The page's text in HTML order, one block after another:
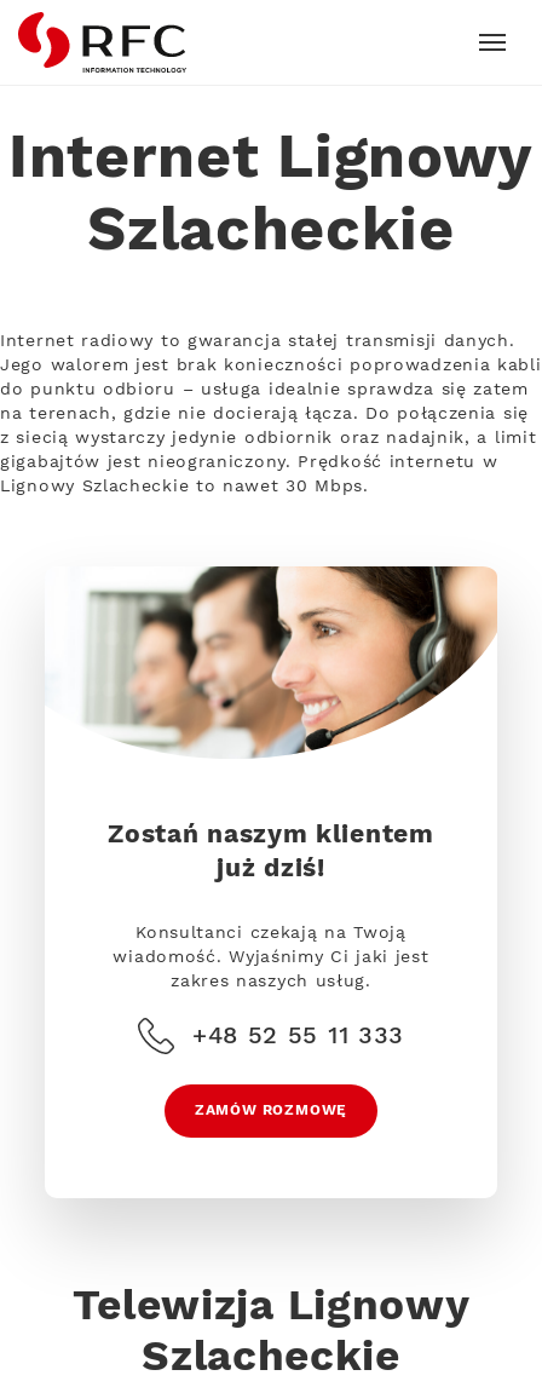
RFC
Internet Lignowy
Szlacheckie
Internet radiowy to gwarancja stałej transmisji danych.
Jego walorem jest brak konieczności poprowadzenia kabli
do punktu odbioru – usługa idealnie sprawdza się zatem
na terenach, gdzie nie docierają łącza. Do połączenia się
z siecią wystarczy jedynie odbiornik oraz nadajnik, a limit
gigabajtów jest nieograniczony. Prędkość internetu w
Lignowy Szlacheckie to nawet 30 Mbps.
Zostań naszym klientem
już dziś!
Konsultanci czekają na Twoją
wiadomość. Wyjaśnimy Ci jaki jest
zakres naszych usług.
+48 52 55 11 333
ZAMÓW ROZMOWĘ
Telewizja Lignowy
Szlacheckie